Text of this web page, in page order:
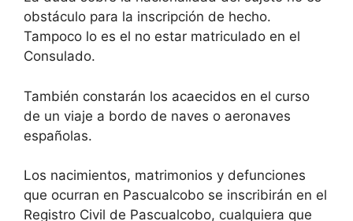
obstáculo para la inscripción de hecho.
Tampoco lo es el no estar matriculado en el
Consulado.
También constarán los acaecidos en el curso
de un viaje a bordo de naves o aeronaves
españolas.
Los nacimientos, matrimonios y defunciones
que ocurran en Pascualcobo se inscribirán en el
Registro Civil de Pascualcobo, cualquiera que